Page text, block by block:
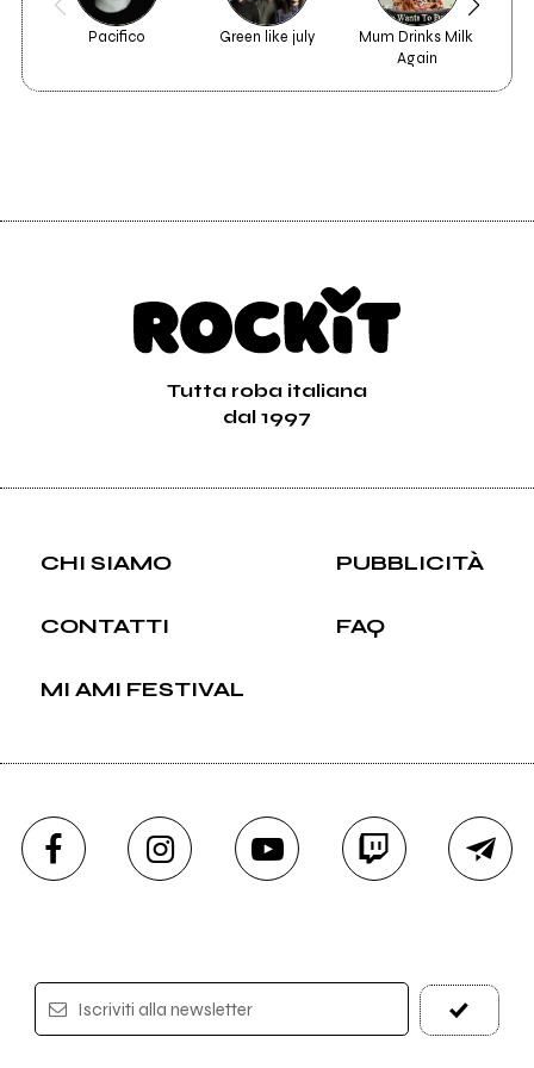
Pacifico Green like july
Mum Drinks Milk
Again
Tutta roba italiana
dal 1997
CHI SIAMO PUBBLICITÀ
CONTATTI FAQ
MI AMI FESTIVAL
Iscriviti alla newsletter